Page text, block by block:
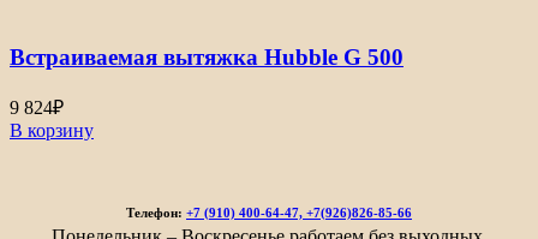
Встраиваемая вытяжка Hubble G 500
9 824₽
В корзину
Телефон: +7 (910) 400-64-47, +7(926)826-85-66